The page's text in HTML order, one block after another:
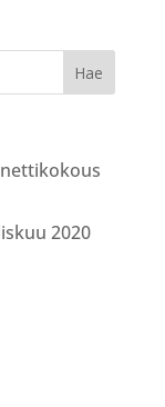
nettikokous
2020